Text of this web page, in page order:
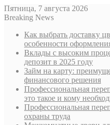
Пятница, 7 августа 2026
Breaking News
Как выбрать доставку
особенности
Вклады с высоким
депозит в 2025 году
Займ на карту:
финансового решения
Профессиональная
это такое и кому
Профессиональная
охраны труда